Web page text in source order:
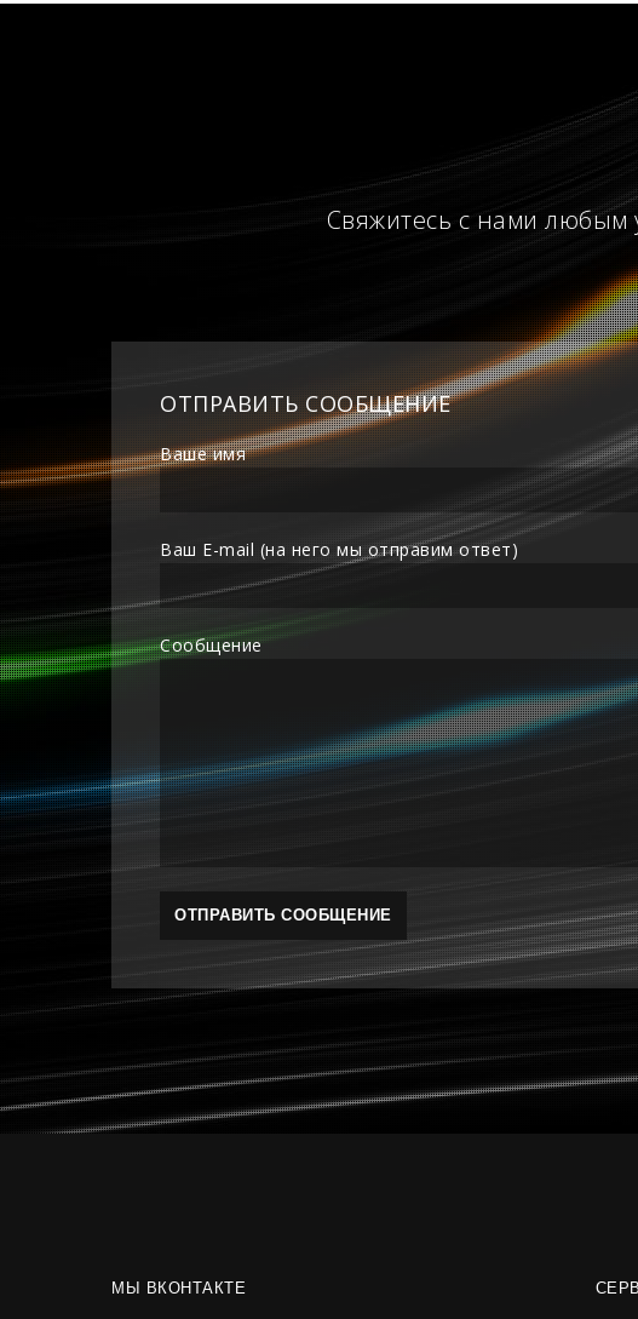
Свяжитесь с нами любым
ОТПРАВИТЬ СООБЩЕНИЕ
Ваше имя
Ваш E-mail (на него мы отправим ответ)
Сообщение
МЫ ВКОНТАКТЕ